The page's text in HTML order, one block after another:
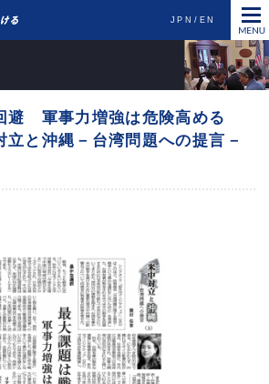
JPN EN
避 軍事力増強は危険高める
立と沖縄－台湾問題への提言－